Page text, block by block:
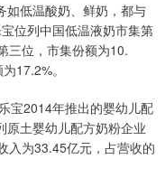
如低温酸奶、鲜奶，都与
位列中国低温液奶市集第
三位，市集份额为10.
17.2%。
宝2014年推出的婴幼儿配
原土婴幼儿配方奶粉企业
入为33.45亿元，占营收的